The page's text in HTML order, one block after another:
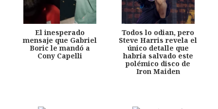
El inesperado
mensaje que Gabriel
Boric le mandó a
Cony Capelli
Todos lo odian, pero
Steve Harris revela el
único detalle que
habría salvado este
polémico disco de
Iron Maiden